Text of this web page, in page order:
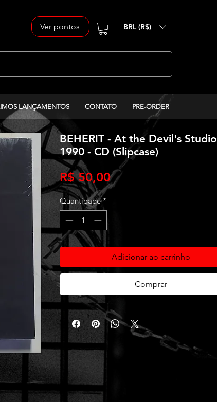
Ver pontos BRL (R$)
LANÇAMENTOS CONTATO PRE-ORDER
BEHERIT - At the Devil's Studio
1990 - CD (Slipcase)
R$ 50,00Preço
Quantidade *
Adicionar ao carrinho
Comprar